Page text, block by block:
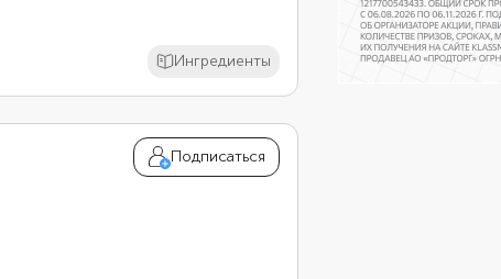
Ингредиенты
Подписаться